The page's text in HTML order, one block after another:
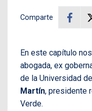
Comparte
En este capítulo
abogada, ex
de la Universidad
Martín, presidente
Verde.